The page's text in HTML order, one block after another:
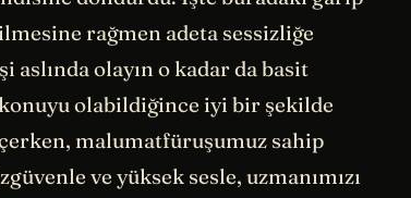
rağmen adeta sessizliğe
olayın o kadar da basit
konuyu olabildiğince iyi bir şekilde
malumatfüruşumuz sahip
ve yüksek sesle, uzmanımızı